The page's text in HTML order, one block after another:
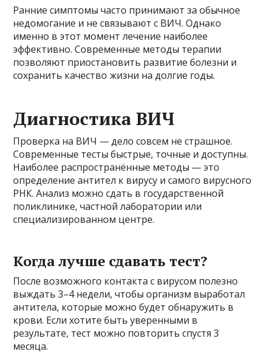
Ранние симптомы часто принимают за обычное
недомогание и не связывают с ВИЧ. Однако
именно в этот момент лечение наиболее
эффективно. Современные методы терапии
позволяют приостановить развитие болезни и
сохранить качество жизни на долгие годы.
Диагностика ВИЧ
Проверка на ВИЧ — дело совсем не страшное.
Современные тесты быстрые, точные и доступны.
Наиболее распространённые методы — это
определение антител к вирусу и самого вирусного
РНК. Анализ можно сдать в государственной
поликлинике, частной лаборатории или
специализированном центре.
Когда лучше сдавать тест?
После возможного контакта с вирусом полезно
выждать 3–4 недели, чтобы организм выработал
антитела, которые можно будет обнаружить в
крови. Если хотите быть уверенными в
результате, тест можно повторить спустя 3
месяца.